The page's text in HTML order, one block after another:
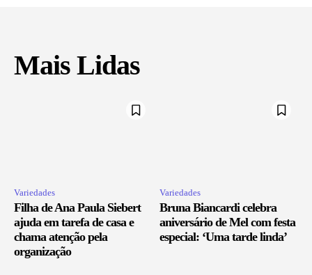
Mais Lidas
Variedades
Filha de Ana Paula Siebert
ajuda em tarefa de casa e
chama atenção pela
organização
Variedades
Bruna Biancardi celebra
aniversário de Mel com festa
especial: ‘Uma tarde linda’